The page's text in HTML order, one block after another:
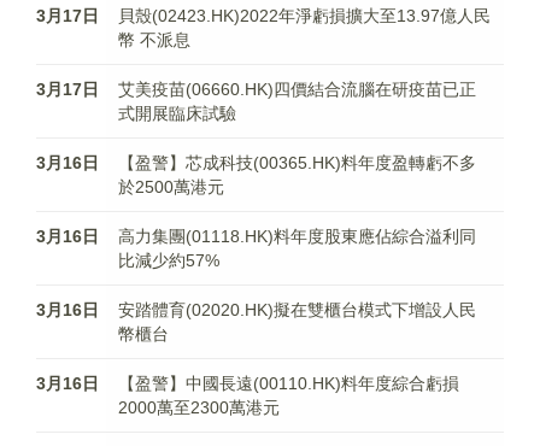
3月17日
貝殼(02423.HK)2022年淨虧損擴大至13.97億人民
幣 不派息
3月17日
艾美疫苗(06660.HK)四價結合流腦在研疫苗已正
式開展臨床試驗
3月16日
【盈警】芯成科技(00365.HK)料年度盈轉虧不多
於2500萬港元
3月16日
高力集團(01118.HK)料年度股東應佔綜合溢利同
比減少約57%
3月16日
安踏體育(02020.HK)擬在雙櫃台模式下增設人民
幣櫃台
3月16日
【盈警】中國長遠(00110.HK)料年度綜合虧損
2000萬至2300萬港元